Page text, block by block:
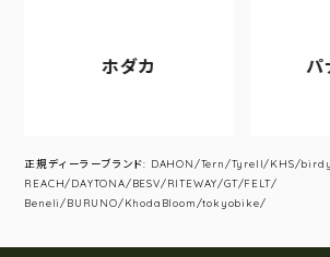
ホダカ パ
正規ディーラーブランド: DAHON/Tern/Tyrell/KHS/
REACH/DAYTONA/BESV/RITEWAY/GT/FELT/
Beneli/BURUNO/KhodaBloom/tokyobike/